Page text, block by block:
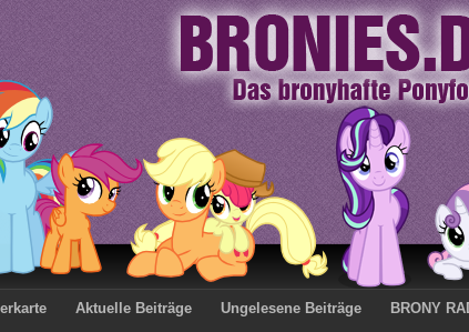
Aktuelle Beiträge Ungelesene Beiträge BRONY